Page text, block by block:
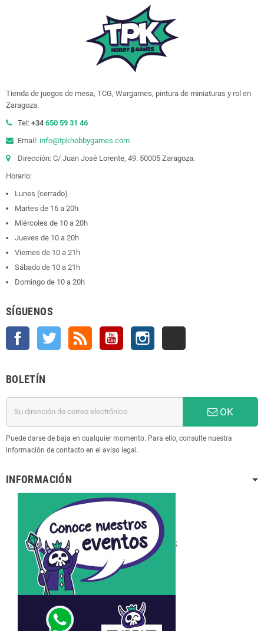
Tienda de juegos de mesa, TCG, Wargames, pintura de miniaturas y rol en
Zaragoza.
Tel: +34 650 59 31 46
Email: info@tpkhobbygames.com
Dirección: C/ Juan José Lorente, 49. 50005 Zaragoza.
Horario:
Lunes (cerrado)
Martes de 16 a 20h
Miércoles de 10 a 20h
Jueves de 10 a 20h
Viernes de 10 a 21h
Sábado de 10 a 21h
Domingo de 10 a 20h
SÍGUENOS
Facebook Twitter Rss YouTube Instagram
BOLETÍN
OK
Puede darse de baja en cualquier momento. Para ello, consulte nuestra
información de contacto en el aviso legal.
INFORMACIÓN
;